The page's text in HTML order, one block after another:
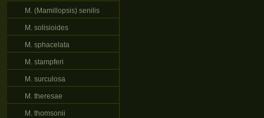
M. (Mamillopsis) senilis
M. solisioides
M. sphacelata
M. stampferi
M. surculosa
M. theresae
M. thomsonii